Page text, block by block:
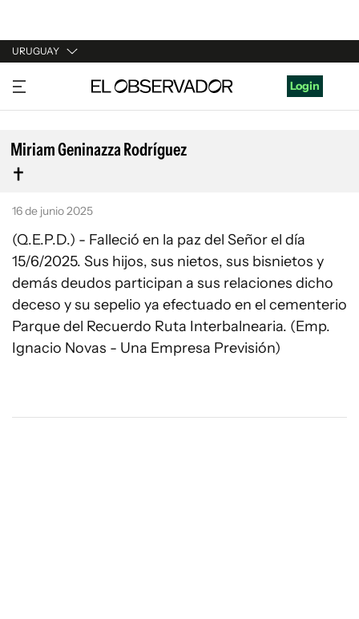
URUGUAY
URUGUAY
ARGENTINA
ESPAÑA
ESTADOS UNIDOS
Login
Miriam Geninazza Rodríguez
16 de junio 2025
(Q.E.P.D.) - Falleció en la paz del Señor el día
15/6/2025. Sus hijos, sus nietos, sus bisnietos y
demás deudos participan a sus relaciones dicho
deceso y su sepelio ya efectuado en el cementerio
Parque del Recuerdo Ruta Interbalnearia. (Emp.
Ignacio Novas - Una Empresa Previsión)